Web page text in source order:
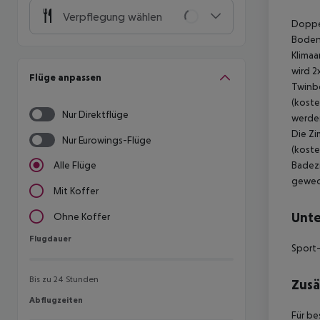
Verpflegung wählen
Flüge anpassen
Nur Direktflüge
Nur Eurowings-Flüge
Alle Flüge
Mit Koffer
Ohne Koffer
Flugdauer
Flugdauer
Bis zu 24 Stunden
Abflugzeiten
Abflugzeiten
wird
Die
Für